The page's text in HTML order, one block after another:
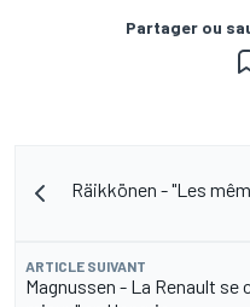
Partager ou
Räikkönen - "Les
ARTICLE SUIVANT
Magnussen - La Renault